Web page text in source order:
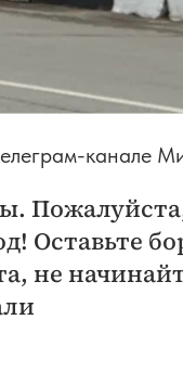
канале
Оставьте
не